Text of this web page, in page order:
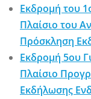
Εκδρομή του
Πλαίσιο του
Πρόσκληση
Εκδρομή 5ου
Πλαίσιο
Εκδήλωσης